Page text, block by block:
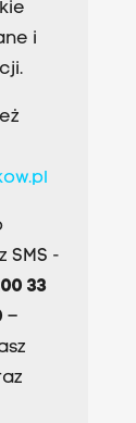
i
SMS -
33
–